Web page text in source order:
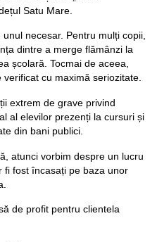
Satu Mare.
necesar. Pentru mulți copii,
dintre a merge flămânzi la
școlară. Tocmai de aceea,
cu maximă seriozitate.
extrem de grave privind
al elevilor prezenți la cursuri și
din bani publici.
atunci vorbim despre un lucru
fi fost încasați pe baza unor
de profit pentru clientela